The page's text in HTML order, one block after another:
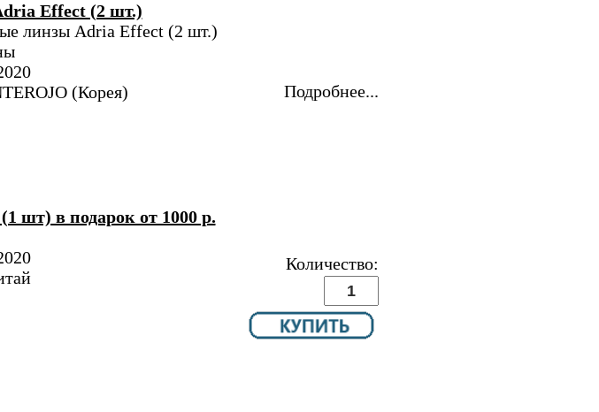
Effect (2 шт.)
линзы Adria Effect (2 шт.)
(Корея)
Подробнее...
шт) в подарок от 1000 р.
Количество: